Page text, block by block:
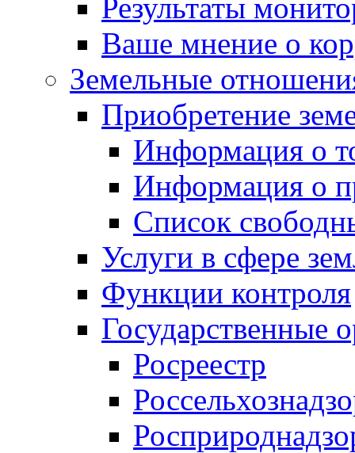
Результаты
Ваше мнение о
Земельные
Приобретение
Информация о
Информация о
Список
Услуги в сфере
Функции контроля
Государственные
Росреестр